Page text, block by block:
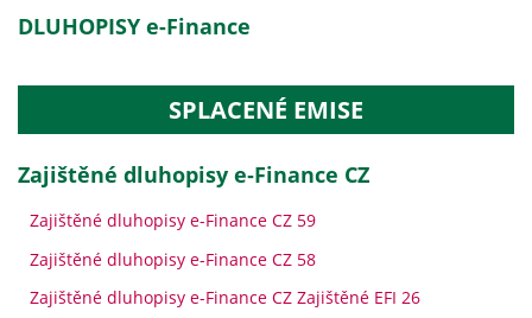
DLUHOPISY e-Finance
SPLACENÉ EMISE
Zajištěné dluhopisy e‑Finance CZ
Zajištěné dluhopisy e-Finance CZ 59
Zajištěné dluhopisy e-Finance CZ 58
Zajištěné dluhopisy e-Finance CZ Zajištěné EFI 26